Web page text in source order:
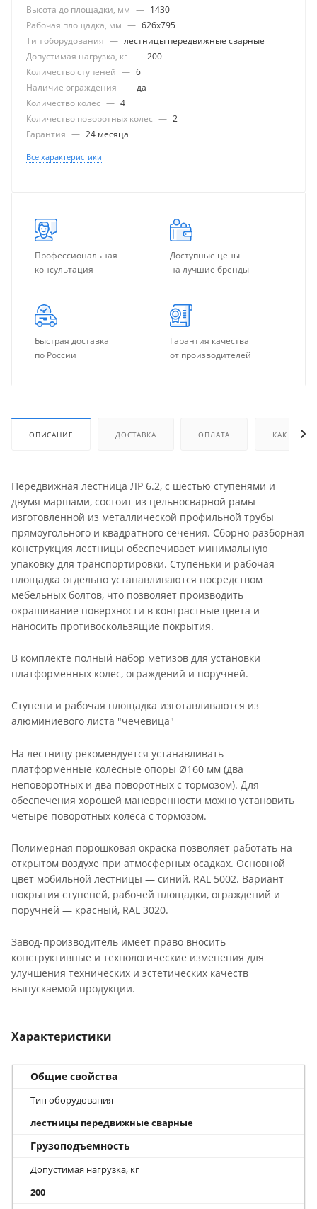
Высота до площадки, мм — 1430
Рабочая площадка, мм — 626x795
Тип оборудования — лестницы передвижные сварные
Допустимая нагрузка, кг — 200
Количество ступеней — 6
Наличие ограждения — да
Количество колес — 4
Количество поворотных колес — 2
Гарантия — 24 месяца
Все характеристики
Профессиональная
консультация
Доступные цены
на лучшие бренды
Быстрая доставка
по России
Гарантия качества
от производителей
ОПИСАНИЕ ДОСТАВКА ОПЛАТА КАК
Передвижная лестница ЛР 6.2, с шестью ступенями и
двумя маршами, состоит из цельносварной рамы
изготовленной из металлической профильной трубы
прямоугольного и квадратного сечения. Сборно разборная
конструкция лестницы обеспечивает минимальную
упаковку для транспортировки. Ступеньки и рабочая
площадка отдельно устанавливаются посредством
мебельных болтов, что позволяет производить
окрашивание поверхности в контрастные цвета и
наносить противоскользящие покрытия.
В комплекте полный набор метизов для установки
платформенных колес, ограждений и поручней.
Ступени и рабочая площадка изготавливаются из
алюминиевого листа "чечевица"
На лестницу рекомендуется устанавливать
платформенные колесные опоры Ø160 мм (два
неповоротных и два поворотных с тормозом). Для
обеспечения хорошей маневренности можно установить
четыре поворотных колеса с тормозом.
Полимерная порошковая окраска позволяет работать на
открытом воздухе при атмосферных осадках. Основной
цвет мобильной лестницы — синий, RAL 5002. Вариант
покрытия ступеней, рабочей площадки, ограждений и
поручней — красный, RAL 3020.
Завод-производитель имеет право вносить
конструктивные и технологические изменения для
улучшения технических и эстетических качеств
выпускаемой продукции.
Характеристики
Общие свойства
Тип оборудования
лестницы передвижные сварные
Грузоподъемность
Допустимая нагрузка, кг
200